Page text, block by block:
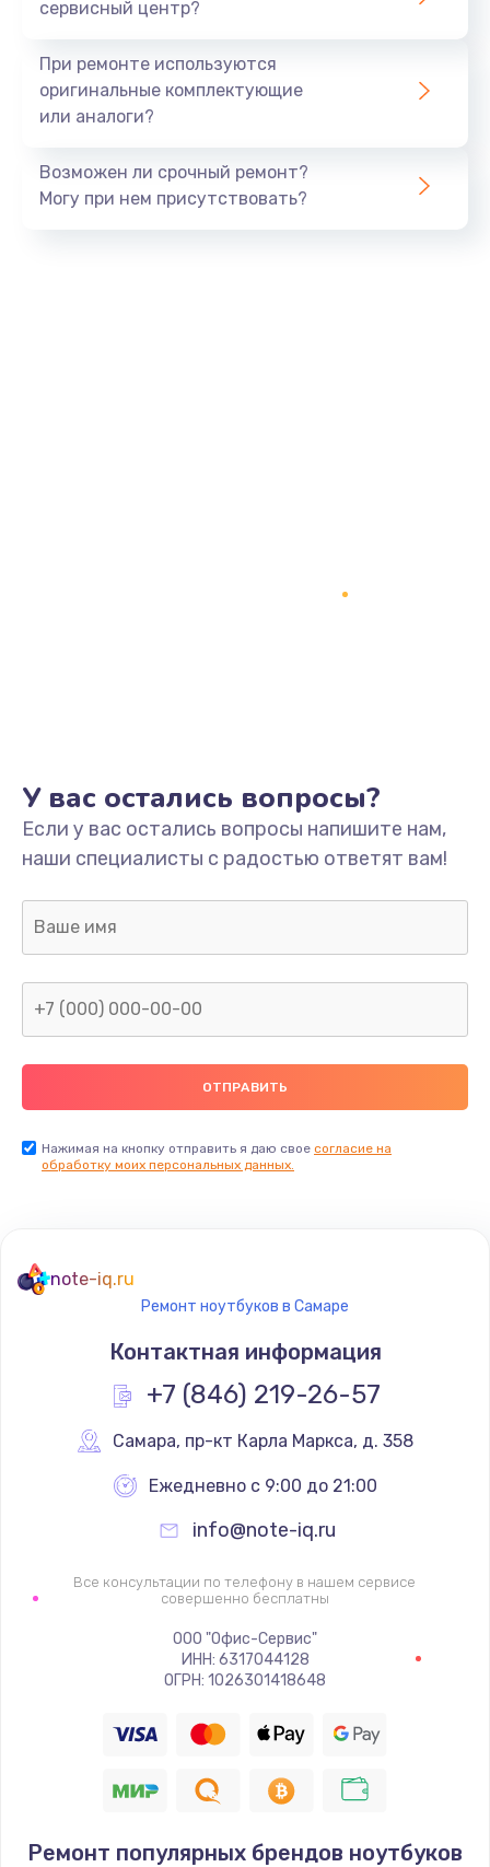
сервисный центр?
При ремонте используются
оригинальные комплектующие
или аналоги?
Возможен ли срочный ремонт?
Могу при нем присутствовать?
У вас остались вопросы?
Если у вас остались вопросы напишите нам,
наши специалисты с радостью ответят вам!
Нажимая на кнопку отправить я даю свое согласие на
обработку моих персональных данных.
note-iq.ru
Ремонт ноутбуков в Самаре
Контактная информация
+7 (846) 219-26-57
Самара, пр-кт Карла Маркса, д. 358
Ежедневно с 9:00 до 21:00
info@note-iq.ru
Все консультации по телефону в нашем сервисе
совершенно бесплатны
ООО "Офис-Сервис"
ИНН: 6317044128
ОГРН: 1026301418648
Ремонт популярных брендов ноутбуков